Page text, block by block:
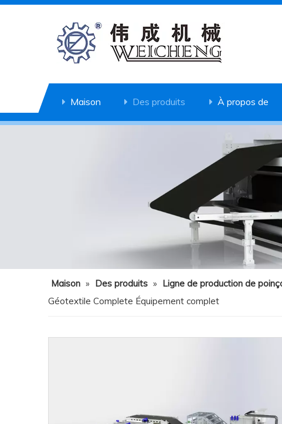
Maison Des produits À propos de
Maison » Des produits » Ligne de production de
Géotextile Complete Équipement complet